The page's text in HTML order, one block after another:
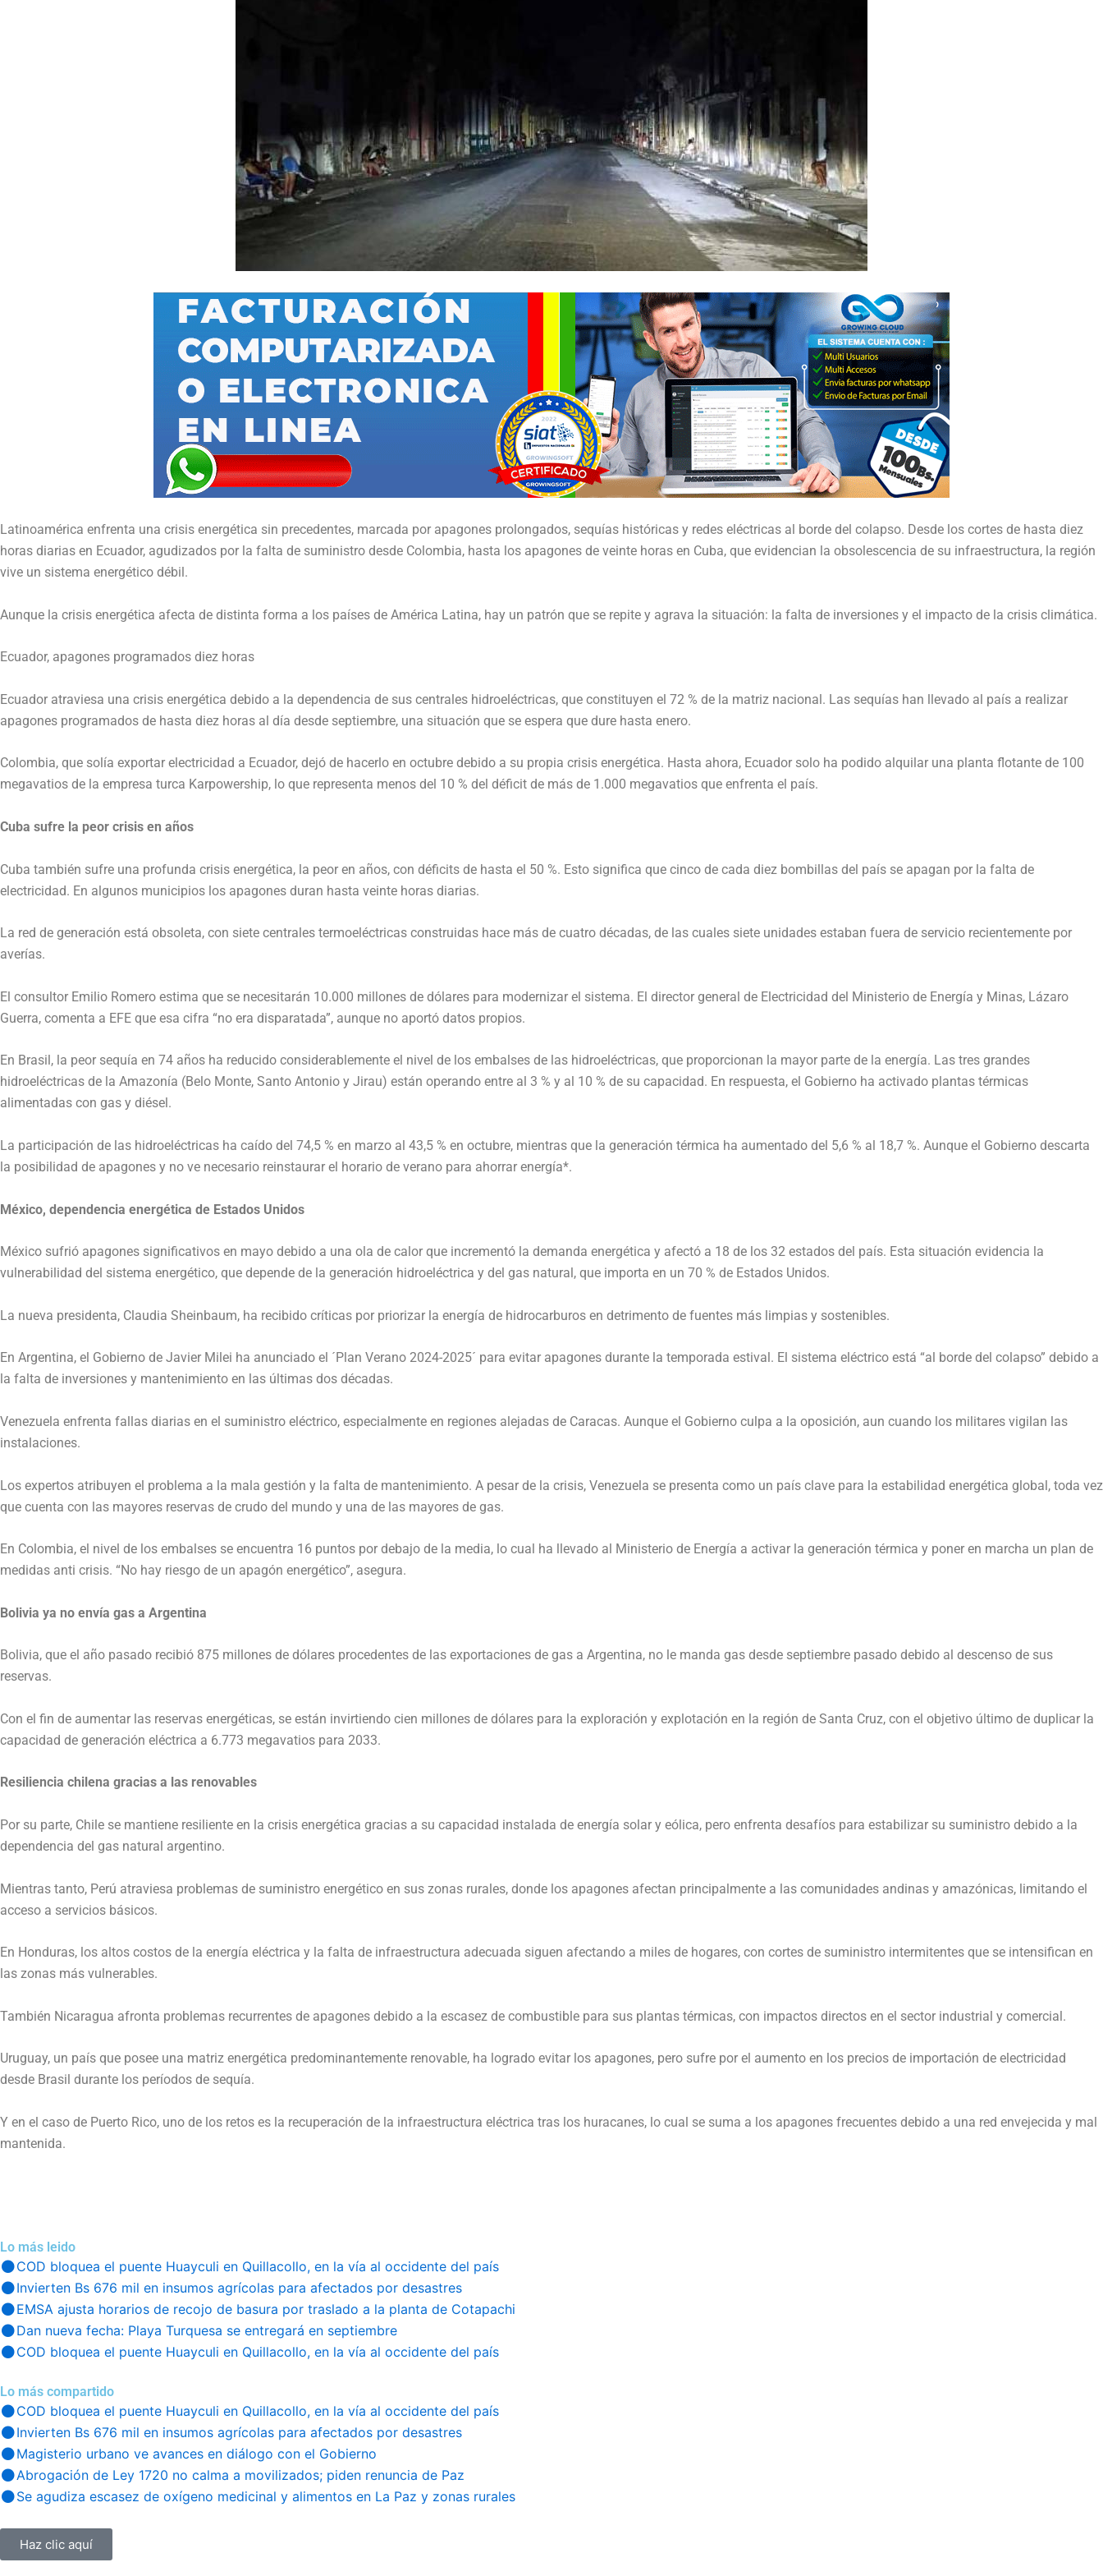
Latinoamérica enfrenta una crisis energética sin precedentes, marcada por apagones prolongados, sequías históricas y redes eléctricas al borde del colapso. Desde los cortes de hasta diez
horas diarias en Ecuador, agudizados por la falta de suministro desde Colombia, hasta los apagones de veinte horas en Cuba, que evidencian la obsolescencia de su infraestructura, la región
vive un sistema energético débil.
Aunque la crisis energética afecta de distinta forma a los países de América Latina, hay un patrón que se repite y agrava la situación: la falta de inversiones y el impacto de la crisis climática.
Ecuador, apagones programados diez horas
Ecuador atraviesa una crisis energética debido a la dependencia de sus centrales hidroeléctricas, que constituyen el 72 % de la matriz nacional. Las sequías han llevado al país a realizar
apagones programados de hasta diez horas al día desde septiembre, una situación que se espera que dure hasta enero.
Colombia, que solía exportar electricidad a Ecuador, dejó de hacerlo en octubre debido a su propia crisis energética. Hasta ahora, Ecuador solo ha podido alquilar una planta flotante de 100
megavatios de la empresa turca Karpowership, lo que representa menos del 10 % del déficit de más de 1.000 megavatios que enfrenta el país.
Cuba sufre la peor crisis en años
Cuba también sufre una profunda crisis energética, la peor en años, con déficits de hasta el 50 %. Esto significa que cinco de cada diez bombillas del país se apagan por la falta de
electricidad. En algunos municipios los apagones duran hasta veinte horas diarias.
La red de generación está obsoleta, con siete centrales termoeléctricas construidas hace más de cuatro décadas, de las cuales siete unidades estaban fuera de servicio recientemente por
averías.
El consultor Emilio Romero estima que se necesitarán 10.000 millones de dólares para modernizar el sistema. El director general de Electricidad del Ministerio de Energía y Minas, Lázaro
Guerra, comenta a EFE que esa cifra “no era disparatada”, aunque no aportó datos propios.
En Brasil, la peor sequía en 74 años ha reducido considerablemente el nivel de los embalses de las hidroeléctricas, que proporcionan la mayor parte de la energía. Las tres grandes
hidroeléctricas de la Amazonía (Belo Monte, Santo Antonio y Jirau) están operando entre al 3 % y al 10 % de su capacidad. En respuesta, el Gobierno ha activado plantas térmicas
alimentadas con gas y diésel.
La participación de las hidroeléctricas ha caído del 74,5 % en marzo al 43,5 % en octubre, mientras que la generación térmica ha aumentado del 5,6 % al 18,7 %. Aunque el Gobierno descarta
la posibilidad de apagones y no ve necesario reinstaurar el horario de verano para ahorrar energía*.
México, dependencia energética de Estados Unidos
México sufrió apagones significativos en mayo debido a una ola de calor que incrementó la demanda energética y afectó a 18 de los 32 estados del país. Esta situación evidencia la
vulnerabilidad del sistema energético, que depende de la generación hidroeléctrica y del gas natural, que importa en un 70 % de Estados Unidos.
La nueva presidenta, Claudia Sheinbaum, ha recibido críticas por priorizar la energía de hidrocarburos en detrimento de fuentes más limpias y sostenibles.
En Argentina, el Gobierno de Javier Milei ha anunciado el ´Plan Verano 2024-2025´ para evitar apagones durante la temporada estival. El sistema eléctrico está “al borde del colapso” debido a
la falta de inversiones y mantenimiento en las últimas dos décadas.
Venezuela enfrenta fallas diarias en el suministro eléctrico, especialmente en regiones alejadas de Caracas. Aunque el Gobierno culpa a la oposición, aun cuando los militares vigilan las
instalaciones.
Los expertos atribuyen el problema a la mala gestión y la falta de mantenimiento. A pesar de la crisis, Venezuela se presenta como un país clave para la estabilidad energética global, toda vez
que cuenta con las mayores reservas de crudo del mundo y una de las mayores de gas.
En Colombia, el nivel de los embalses se encuentra 16 puntos por debajo de la media, lo cual ha llevado al Ministerio de Energía a activar la generación térmica y poner en marcha un plan de
medidas anti crisis. “No hay riesgo de un apagón energético”, asegura.
Bolivia ya no envía gas a Argentina
Bolivia, que el año pasado recibió 875 millones de dólares procedentes de las exportaciones de gas a Argentina, no le manda gas desde septiembre pasado debido al descenso de sus
reservas.
Con el fin de aumentar las reservas energéticas, se están invirtiendo cien millones de dólares para la exploración y explotación en la región de Santa Cruz, con el objetivo último de duplicar la
capacidad de generación eléctrica a 6.773 megavatios para 2033.
Resiliencia chilena gracias a las renovables
Por su parte, Chile se mantiene resiliente en la crisis energética gracias a su capacidad instalada de energía solar y eólica, pero enfrenta desafíos para estabilizar su suministro debido a la
dependencia del gas natural argentino.
Mientras tanto, Perú atraviesa problemas de suministro energético en sus zonas rurales, donde los apagones afectan principalmente a las comunidades andinas y amazónicas, limitando el
acceso a servicios básicos.
En Honduras, los altos costos de la energía eléctrica y la falta de infraestructura adecuada siguen afectando a miles de hogares, con cortes de suministro intermitentes que se intensifican en
las zonas más vulnerables.
También Nicaragua afronta problemas recurrentes de apagones debido a la escasez de combustible para sus plantas térmicas, con impactos directos en el sector industrial y comercial.
Uruguay, un país que posee una matriz energética predominantemente renovable, ha logrado evitar los apagones, pero sufre por el aumento en los precios de importación de electricidad
desde Brasil durante los períodos de sequía.
Y en el caso de Puerto Rico, uno de los retos es la recuperación de la infraestructura eléctrica tras los huracanes, lo cual se suma a los apagones frecuentes debido a una red envejecida y mal
mantenida.
Lo más leido
COD bloquea el puente Huayculi en Quillacollo, en la vía al occidente del país
Invierten Bs 676 mil en insumos agrícolas para afectados por desastres
EMSA ajusta horarios de recojo de basura por traslado a la planta de Cotapachi
Dan nueva fecha: Playa Turquesa se entregará en septiembre
COD bloquea el puente Huayculi en Quillacollo, en la vía al occidente del país
Lo más compartido
COD bloquea el puente Huayculi en Quillacollo, en la vía al occidente del país
Invierten Bs 676 mil en insumos agrícolas para afectados por desastres
Magisterio urbano ve avances en diálogo con el Gobierno
Abrogación de Ley 1720 no calma a movilizados; piden renuncia de Paz
Se agudiza escasez de oxígeno medicinal y alimentos en La Paz y zonas rurales
Haz clic aquí